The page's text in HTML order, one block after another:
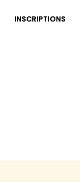
INSCRIPTIONS